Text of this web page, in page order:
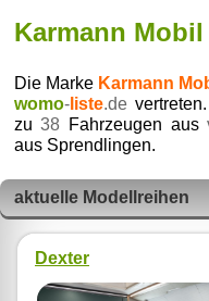
Karmann Mobil
Die Marke Karmann
womo-liste.de
zu38 Fahrzeugen aus
aus Sprendlingen.
aktuelle Modellreihen
Dexter